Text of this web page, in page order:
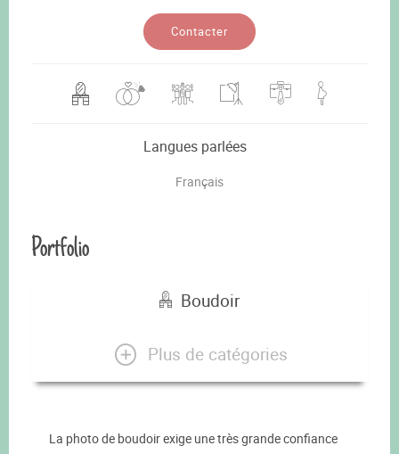
Contacter
Langues parlées
Français
Portfolio
Boudoir
Plus de catégories
La photo de boudoir exige une très grande confiance